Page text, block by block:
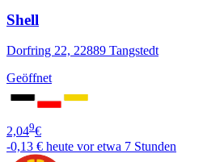
Shell
Dorfring 22, 22889 Tangstedt
Geöffnet
2,049€
-0,13 € heute vor etwa 7 Stunden